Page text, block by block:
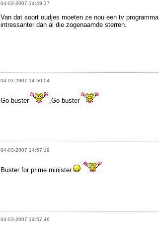
04-03-2007 14:49:37
Van dat soort oudjes moeten ze nou een tv
intressanter dan al die zogenaamde sterren.
04-03-2007 14:50:04
Go buster ,Go buster
04-03-2007 14:57:19
Buster for prime minister.
04-03-2007 14:57:46